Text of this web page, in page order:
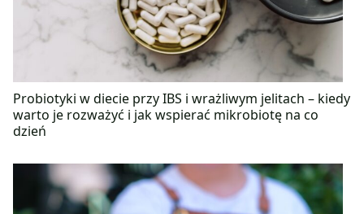
Probiotyki w diecie przy IBS i wrażliwym jelitach – kiedy
warto je rozważyć i jak wspierać mikrobiotę na co
dzień